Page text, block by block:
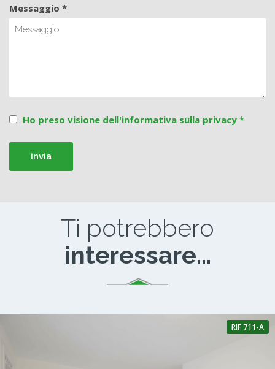
Messaggio *
Ho preso visione dell'informativa sulla privacy *
Ti potrebbero
interessare...
RIF 711-A